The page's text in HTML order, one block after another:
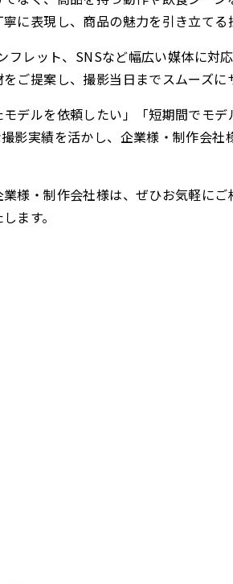
に表現し、商品の魅力を引き立てる
フレット、SNSなど幅広い媒体に対
ご提案し、撮影当日までスムーズに
デルを依頼したい」「短期間でモ
影実績を活かし、企業様・制作会社
様・制作会社様は、ぜひお気軽に
ます。